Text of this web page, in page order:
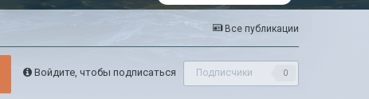
Все публикации
Войдите, чтобы подписаться Подписчики 0